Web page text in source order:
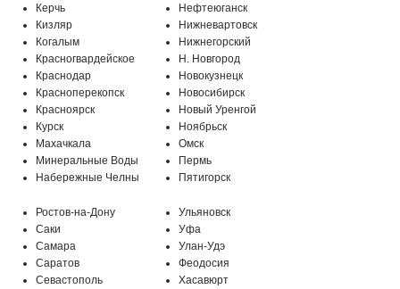
Керчь
Кизляр
Когалым
Красногвардейское
Краснодар
Красноперекопск
Красноярск
Курск
Махачкала
Минеральные Воды
Набережные Челны
Нефтеюганск
Нижневартовск
Нижнегорский
Н. Новгород
Новокузнецк
Новосибирск
Новый Уренгой
Ноябрьск
Омск
Пермь
Пятигорск
Ростов-на-Дону
Саки
Самара
Саратов
Севастополь
Ульяновск
Уфа
Улан-Удэ
Феодосия
Хасавюрт
Бережковский проезд, 212